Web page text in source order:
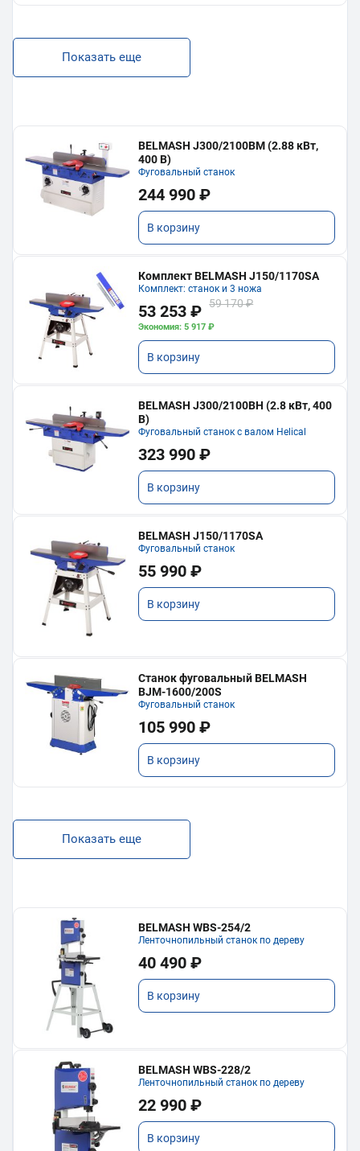
Показать еще
BELMASH J300/2100ВМ (2.88 кВт,
400 В)
Фуговальный станок
244 990 ₽
В корзину
Комплект BELMASH J150/1170SA
Комплект: станок и 3 ножа
53 253 ₽ 59 170 ₽
Экономия: 5 917 ₽
В корзину
BELMASH J300/2100ВH (2.8 кВт, 400
В)
Фуговальный станок с валом Helical
323 990 ₽
В корзину
BELMASH J150/1170SA
Фуговальный станок
55 990 ₽
В корзину
Станок фуговальный BELMASH
BJM-1600/200S
Фуговальный станок
105 990 ₽
В корзину
Показать еще
BELMASH WBS-254/2
Ленточнопильный станок по дереву
40 490 ₽
В корзину
BELMASH WBS-228/2
Ленточнопильный станок по дереву
22 990 ₽
В корзину